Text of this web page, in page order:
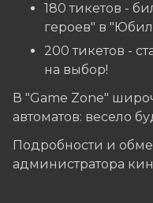
180 тикетов -
героев" в
200 тикетов -
на выбор!
В "Game Zone"
автоматов: весело
Подробности и
администратора